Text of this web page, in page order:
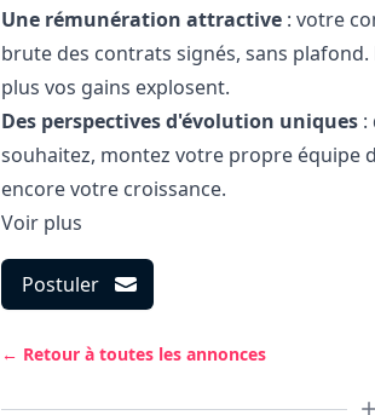
Une rémunération attractive : votre
brute des contrats signés, sans
plus vos gains explosent.
Des perspectives d'évolution uniques :
souhaitez, montez votre propre équipe
encore votre croissance.
Voir plus
Postuler
← Retour à toutes les annonces